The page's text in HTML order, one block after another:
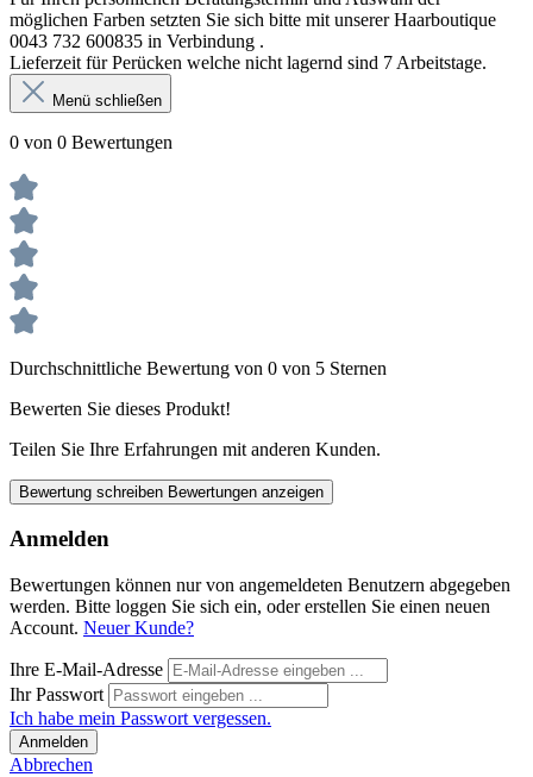
möglichen Farben setzten Sie sich bitte mit unserer Haarboutique
0043 732 600835 in Verbindung .
Lieferzeit für Perücken welche nicht lagernd sind 7 Arbeitstage.
Menü schließen
0 von 0 Bewertungen
Durchschnittliche Bewertung von 0 von 5 Sternen
Bewerten Sie dieses Produkt!
Teilen Sie Ihre Erfahrungen mit anderen Kunden.
Bewertung schreiben Bewertungen anzeigen
Anmelden
Bewertungen können nur von angemeldeten Benutzern abgegeben
werden. Bitte loggen Sie sich ein, oder erstellen Sie einen neuen
Account. Neuer Kunde?
Ihre E-Mail-Adresse
Ihr Passwort
Ich habe mein Passwort vergessen.
Anmelden
Abbrechen